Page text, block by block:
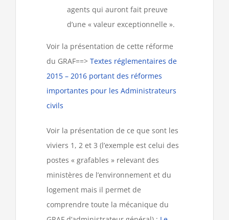
agents qui auront fait preuve
d’une « valeur exceptionnelle ».
Voir la présentation de cette réforme
du GRAF==> Textes réglementaires de
2015 – 2016 portant des réformes
importantes pour les Administrateurs
civils
Voir la présentation de ce que sont les
viviers 1, 2 et 3 (l’exemple est celui des
postes « grafables » relevant des
ministères de l’environnement et du
logement mais il permet de
comprendre toute la mécanique du